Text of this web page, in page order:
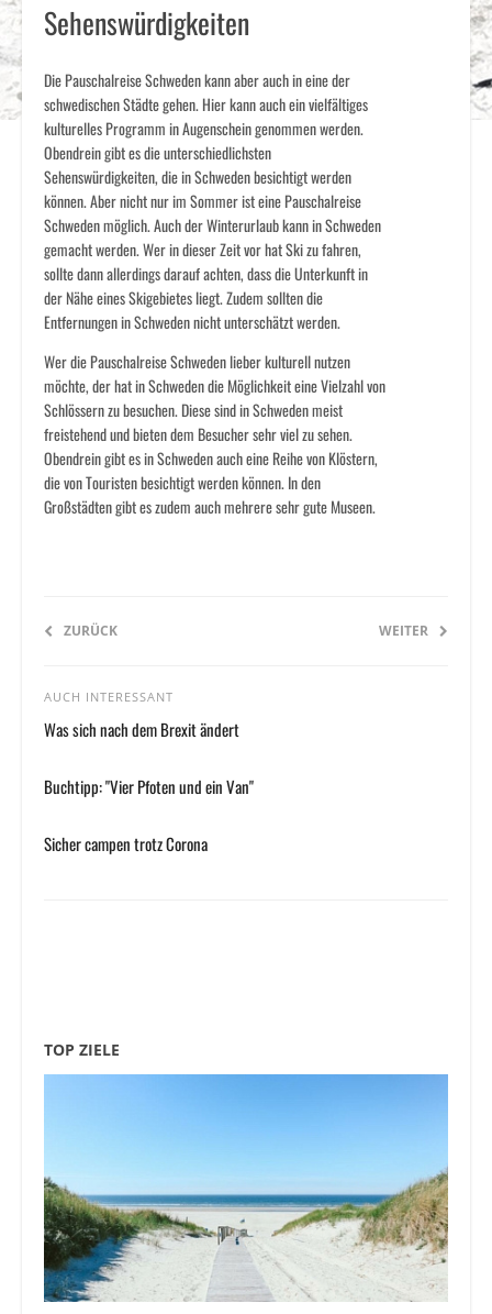
Sehenswürdigkeiten
Die Pauschalreise Schweden kann aber auch in eine der
schwedischen Städte gehen. Hier kann auch ein vielfältiges
kulturelles Programm in Augenschein genommen werden.
Obendrein gibt es die unterschiedlichsten
Sehenswürdigkeiten, die in Schweden besichtigt werden
können. Aber nicht nur im Sommer ist eine Pauschalreise
Schweden möglich. Auch der Winterurlaub kann in Schweden
gemacht werden. Wer in dieser Zeit vor hat Ski zu fahren,
sollte dann allerdings darauf achten, dass die Unterkunft in
der Nähe eines Skigebietes liegt. Zudem sollten die
Entfernungen in Schweden nicht unterschätzt werden.
Wer die Pauschalreise Schweden lieber kulturell nutzen
möchte, der hat in Schweden die Möglichkeit eine Vielzahl von
Schlössern zu besuchen. Diese sind in Schweden meist
freistehend und bieten dem Besucher sehr viel zu sehen.
Obendrein gibt es in Schweden auch eine Reihe von Klöstern,
die von Touristen besichtigt werden können. In den
Großstädten gibt es zudem auch mehrere sehr gute Museen.
ZURÜCK WEITER
AUCH INTERESSANT
Was sich nach dem Brexit ändert
Buchtipp: "Vier Pfoten und ein Van"
Sicher campen trotz Corona
TOP ZIELE